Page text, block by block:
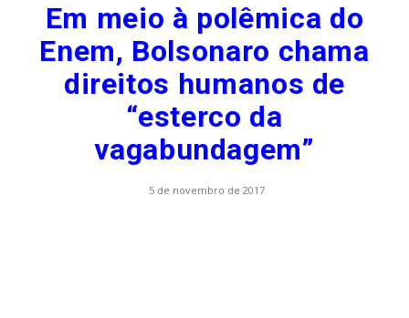
Em meio à polêmica do
Enem, Bolsonaro chama
direitos humanos de
“esterco da
vagabundagem”
5 de novembro de 2017